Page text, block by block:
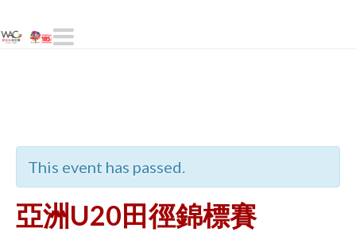
Navigation
This event has passed.
亞洲U20田徑錦標賽